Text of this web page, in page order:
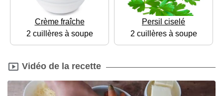
Crème fraîche
2 cuillères à soupe
Persil ciselé
2 cuillères à soupe
Vidéo de la recette